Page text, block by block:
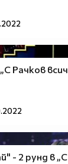
„С Рачков
- 2 рунд в